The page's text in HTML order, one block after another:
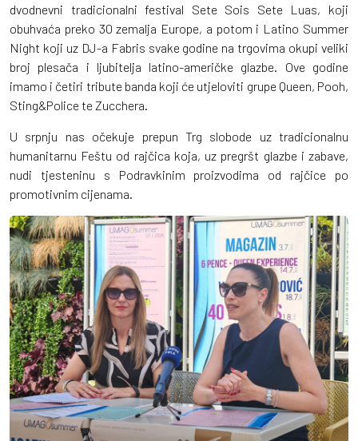
dvodnevni tradicionalni festival Sete Sois Sete Luas, koji
obuhvaća preko 30 zemalja Europe, a potom i Latino Summer
Night koji uz DJ-a Fabris svake godine na trgovima okupi veliki
broj plesača i ljubitelja latino-američke glazbe. Ove godine
imamo i četiri tribute banda koji će utjeloviti grupe Queen, Pooh,
Sting&Police te Zucchera.
U srpnju nas očekuje prepun Trg slobode uz tradicionalnu
humanitarnu Feštu od rajčica koja, uz pregršt glazbe i zabave,
nudi tjesteninu s Podravkinim proizvodima od rajčice po
promotivnim cijenama.